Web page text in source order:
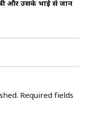
और उसके भाई से जान
Required fields